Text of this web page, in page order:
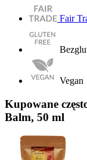
Fair
Vegan
Kupowane
Balm, 50 ml